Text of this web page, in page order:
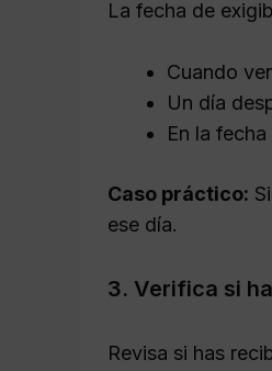
La fecha de
Cuando
Un día
En la
Caso práctico:
ese día.
3. Verifica si
Revisa si has